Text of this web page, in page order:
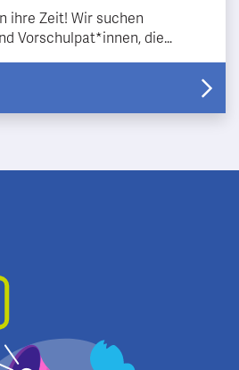
ihre Zeit! Wir suchen
Vorschulpat*innen, die